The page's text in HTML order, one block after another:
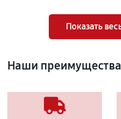
Показать
Наши преимущества